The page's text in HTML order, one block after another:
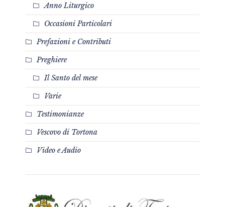
Anno Liturgico
Occasioni Particolari
Prefazioni e Contributi
Preghiere
Il Santo del mese
Varie
Testimonianze
Vescovo di Tortona
Video e Audio